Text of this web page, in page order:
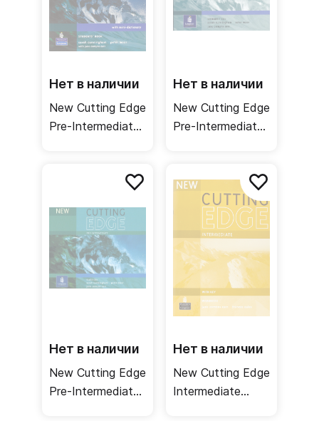
Нет в наличии
New Cutting Edge
Pre-Intermediate
Нет в наличии
New Cutting Edge
Pre-Intermediate
рабочей тетради
Нет в наличии
New Cutting Edge
Pre-Intermediate
Нет в наличии
New Cutting Edge
Intermediate